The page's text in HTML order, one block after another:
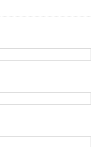
Câinilor le place
Jucăria este
dornici de exerciții
minge: 6
în cazul oricărui
animalul
produsul în mod
deteriorat sau îi
rănire a